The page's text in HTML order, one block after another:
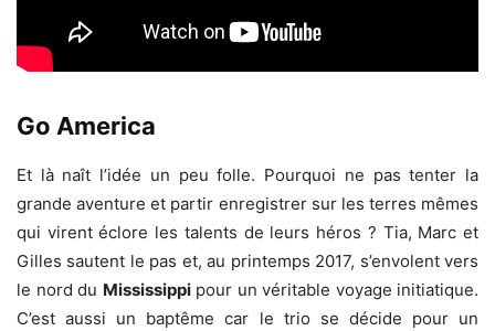
Go America
Et là naît l’idée un peu folle. Pourquoi ne pas tenter la
grande aventure et partir enregistrer sur les terres mêmes
qui virent éclore les talents de leurs héros ? Tia, Marc et
Gilles sautent le pas et, au printemps 2017, s’envolent vers
le nord du Mississippipour un véritable voyage initiatique.
C’est aussi un baptême car le trio se décide pour un